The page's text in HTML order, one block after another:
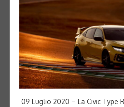
09 Luglio 2020 – La Civic Type